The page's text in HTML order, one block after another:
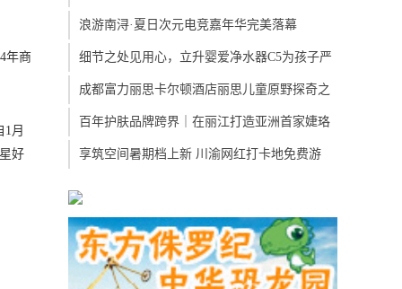
年商
月
好
浪游南浔·夏日次元电竞嘉年华完美落幕
细节之处见用心，立升婴爱净水器C5为孩子严
成都富力丽思卡尔顿酒店丽思儿童原野探奇之
百年护肤品牌跨界｜在丽江打造亚洲首家婕珞
享筑空间暑期档上新 川渝网红打卡地免费游